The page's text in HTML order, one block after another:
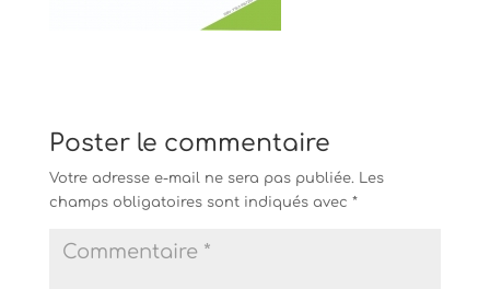
Poster le commentaire
Votre adresse e-mail ne sera pas publiée.
Les
champs obligatoires sont indiqués avec *